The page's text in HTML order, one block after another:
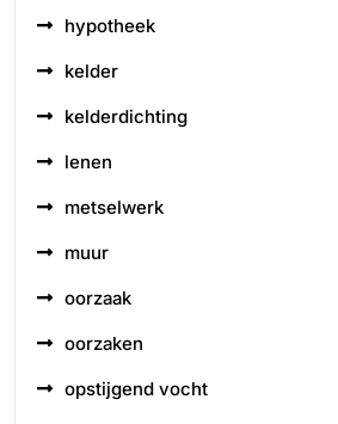
hypotheek
kelder
kelderdichting
lenen
metselwerk
muur
oorzaak
oorzaken
opstijgend vocht